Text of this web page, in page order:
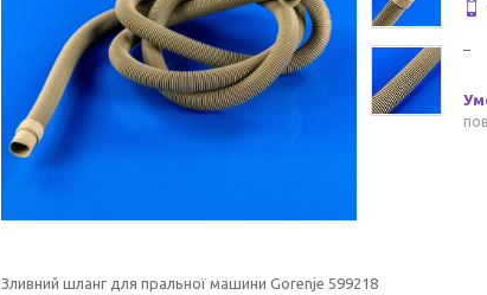
Зливний шланг для пральної машини Gorenje 599218